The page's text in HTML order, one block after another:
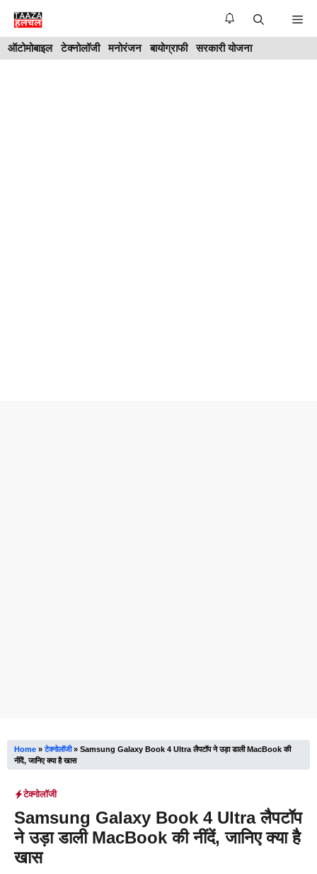
Skip
content
ऑटोमोबाइल टेक्नोलॉजी मनोरंजन बायोग्राफी सरकारी योजना
Home »टेक्नोलॉजी» Samsung Galaxy Book 4 Ultra लैपटॉप ने उड़ा डाली MacBook की
नींदें, जानिए क्या है खास
टेक्नोलॉजी
Samsung Galaxy Book 4 Ultra लैपटॉप
ने उड़ा डाली MacBook की नींदें, जानिए क्या है
खास